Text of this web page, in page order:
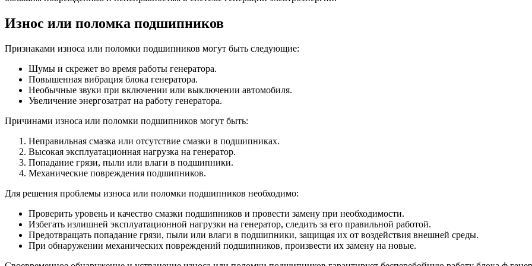
Износ или поломка подшипников
Признаками износа или поломки подшипников могут быть следующие:
Шумы и скрежет во время работы генератора.
Повышенная вибрация блока генератора.
Необычные звуки при включении или выключении автомобиля.
Увеличение энергозатрат на работу генератора.
Причинами износа или поломки подшипников могут быть:
Неправильная смазка или отсутствие смазки в подшипниках.
Высокая эксплуатационная нагрузка на генератор.
Попадание грязи, пыли или влаги в подшипники.
Механические повреждения подшипников.
Для решения проблемы износа или поломки подшипников необходимо:
Проверить уровень и качество смазки подшипников и провести замену при необходимости.
Избегать излишней эксплуатационной нагрузки на генератор, следить за его правильной работой.
Предотвращать попадание грязи, пыли или влаги в подшипники, защищая их от воздействия внешней среды.
При обнаружении механических повреждений подшипников, произвести их замену на новые.